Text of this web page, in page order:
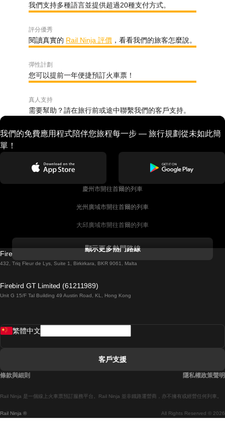
我們支持多種語言並提供超過20種支付方式。
評分優秀
閱讀真實的 Rail Ninja 評價 ，看看我們的旅客怎麼說。
彈性計劃
您可以提前一年便捷預訂火車票！
真人支持
需要幫助？請在旅行前或途中聯繫我們的客戶支持。
我們的免費應用程式陪伴您旅程每一步 — 旅行規劃從未如此簡
單！
慶州市開往首爾的列車
光州廣域市開往首爾的列車
大邱廣域市開往首爾的列車
都柏林開往戈尔韦的列車
羅馬開往拿坡里的列車
顯示更多熱門路線
Firebird GT Limited (OC 1451)
432, Triq Fleur de Lys, Suite 1, Birkirkara, BKR 9061, Malta
Firebird GT Limited (61211989)
Unit G 15/F Tal Building 49 Austin Road, KL, Hong Kong
Rail Ninja ® All Rights Reserved © 2026
Rail Ninja 是一個線上火車票預訂服務平台。Rail Ninja 並非鐵路運營商，亦不擁有或經營任何列車。
繁體中文
客戶支援
條款與細則 隱私權政策聲明